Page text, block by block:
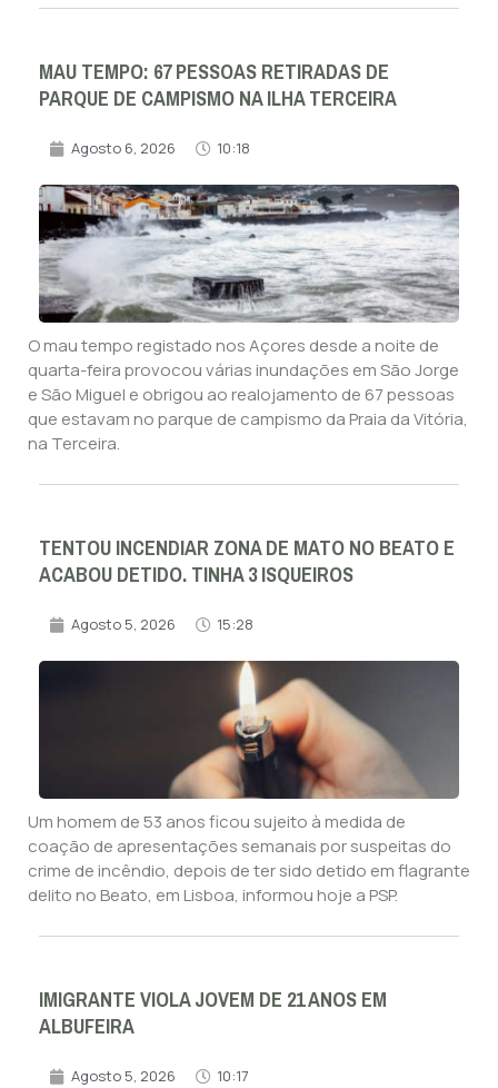
MAU TEMPO: 67 PESSOAS RETIRADAS DE
PARQUE DE CAMPISMO NA ILHA TERCEIRA
Agosto 6, 2026 10:18
O mau tempo registado nos Açores desde a noite de
quarta-feira provocou várias inundações em São Jorge
e São Miguel e obrigou ao realojamento de 67 pessoas
que estavam no parque de campismo da Praia da Vitória,
na Terceira.
TENTOU INCENDIAR ZONA DE MATO NO BEATO E
ACABOU DETIDO. TINHA 3 ISQUEIROS
Agosto 5, 2026 15:28
Um homem de 53 anos ficou sujeito à medida de
coação de apresentações semanais por suspeitas do
crime de incêndio, depois de ter sido detido em flagrante
delito no Beato, em Lisboa, informou hoje a PSP.
IMIGRANTE VIOLA JOVEM DE 21 ANOS EM
ALBUFEIRA
Agosto 5, 2026 10:17